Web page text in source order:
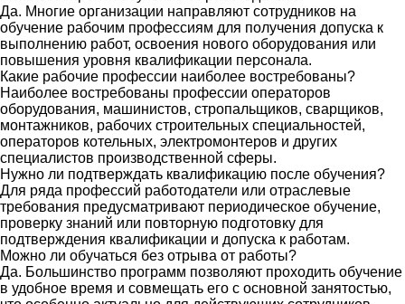
Да. Многие организации направляют сотрудников на
обучение рабочим профессиям для получения допуска к
выполнению работ, освоения нового оборудования или
повышения уровня квалификации персонала.
Какие рабочие профессии наиболее востребованы?
Наиболее востребованы профессии операторов
оборудования, машинистов, стропальщиков, сварщиков,
монтажников, рабочих строительных специальностей,
операторов котельных, электромонтеров и других
специалистов производственной сферы.
Нужно ли подтверждать квалификацию после обучения?
Для ряда профессий работодатели или отраслевые
требования предусматривают периодическое обучение,
проверку знаний или повторную подготовку для
подтверждения квалификации и допуска к работам.
Можно ли обучаться без отрыва от работы?
Да. Большинство программ позволяют проходить обучение
в удобное время и совмещать его с основной занятостью,